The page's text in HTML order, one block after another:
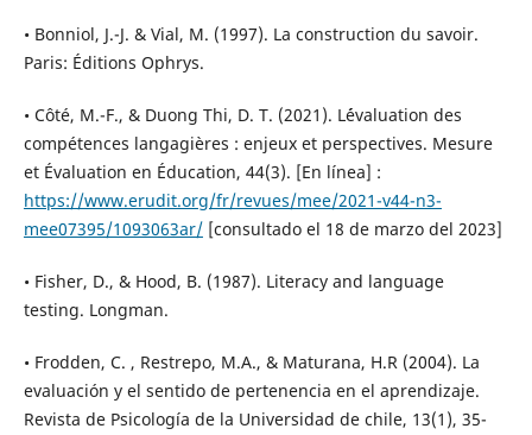
• Bonniol, J.-J. & Vial, M. (1997). La construction du savoir.
Paris: Éditions Ophrys.
• Côté, M.-F., & Duong Thi, D. T. (2021). L´évaluation des
compétences langagières : enjeux et perspectives. Mesure
et Évaluation en Éducation, 44(3). [En línea] :
https://www.erudit.org/fr/revues/mee/2021-v44-n3-
mee07395/1093063ar/[consultado el 18 de marzo del 2023]
• Fisher, D., & Hood, B. (1987). Literacy and language
testing. Longman.
• Frodden, C. , Restrepo, M.A., & Maturana, H.R (2004). La
evaluación y el sentido de pertenencia en el aprendizaje.
Revista de Psicología de la Universidad de chile, 13(1), 35-